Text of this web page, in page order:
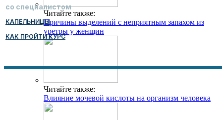
Читайте также:
Причины выделений с неприятным запахом из
уретры у женщин
Читайте также:
Влияние мочевой кислоты на организм человека
со специалистом
КАПЕЛЬНИЦЫ
КАК ПРОЙТИ КУРС